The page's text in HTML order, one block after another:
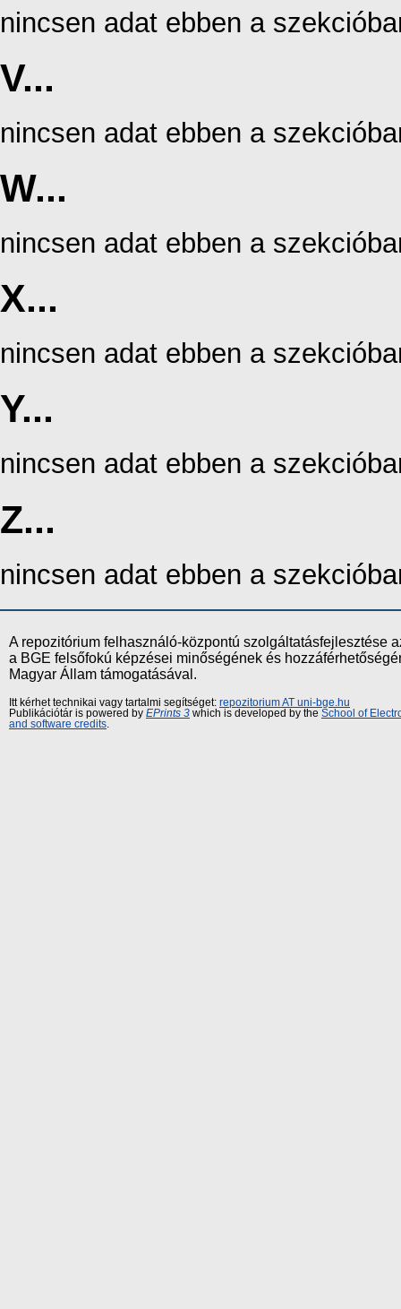
nincsen adat ebben a
V...
nincsen adat ebben a
W...
nincsen adat ebben a
X...
nincsen adat ebben a
Y...
nincsen adat ebben a
Z...
nincsen adat ebben a
A repozitórium felhasználó-központú szolgáltatásfejlesztése
a BGE felsőfokú képzései minőségének és
Magyar Állam támogatásával.
Itt kérhet technikai vagy tartalmi segítséget: repozitorium AT uni-bge.hu
Publikációtár is powered by EPrints 3 which is developed by the School of
and software credits